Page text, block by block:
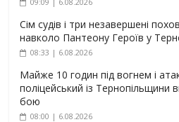
Сім судів і три незавершені
навколо Пантеону Героїв у
08:33 | 6.08.2026
Майже 10 годин під вогнем і
поліцейський із Тернопільщини
бою
08:00 | 6.08.2026